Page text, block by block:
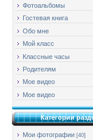
Фотоальбомы
Гостевая книга
Обо мне
Мой класс
Классные часы
Родителям
Мое видео
Мое видео
Категории
Мои фотографии [40]